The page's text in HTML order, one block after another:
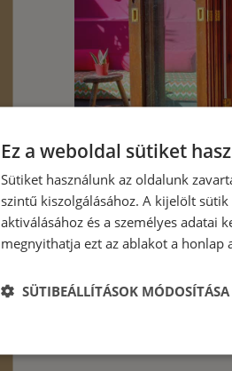
számos ok indokolja a
Ez a weboldal sütiket
Sütiket használunk az oldalunk
szintű kiszolgálásához. A kijelölt
aktiválásához és a személyes adatai
megnyithatja ezt az ablakot a honlap
SÜTIBEÁLLÍTÁSOK MÓDOSÍTÁSA